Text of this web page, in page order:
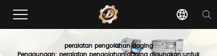
peralatan pengolahan daging